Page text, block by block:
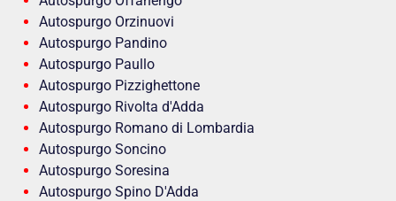
Autospurgo Orzinuovi
Autospurgo Pandino
Autospurgo Paullo
Autospurgo Pizzighettone
Autospurgo Rivolta d'Adda
Autospurgo Romano di Lombardia
Autospurgo Soncino
Autospurgo Soresina
Autospurgo Spino D'Adda